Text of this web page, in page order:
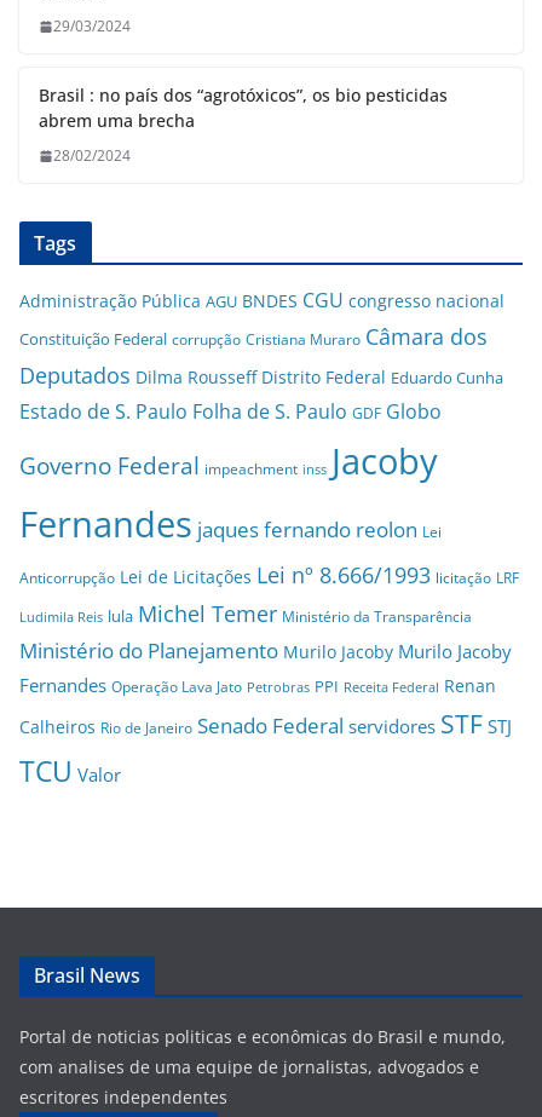
29/03/2024
Brasil : no país dos “agrotóxicos”, os bio pesticidas
abrem uma brecha
28/02/2024
Tags
Administração Pública AGU BNDES CGU congresso nacional
Constituição Federal corrupção Cristiana Muraro Câmara dos
Deputados Dilma Rousseff Distrito Federal Eduardo Cunha
Estado de S. Paulo Folha de S. Paulo GDF Globo
Governo Federal impeachment inss Jacoby
Fernandes jaques fernando reolon Lei
Anticorrupção Lei de Licitações Lei nº 8.666/1993 licitação LRF
Ludimila Reis lula Michel Temer Ministério da Transparência
Ministério do Planejamento Murilo Jacoby Murilo Jacoby
Fernandes Operação Lava Jato Petrobras PPI Receita Federal Renan
Calheiros Rio de Janeiro Senado Federal servidores STF STJ
TCU Valor
Brasil News
Portal de noticias politicas e econômicas do Brasil e mundo,
com analises de uma equipe de jornalistas, advogados e
escritores independentes